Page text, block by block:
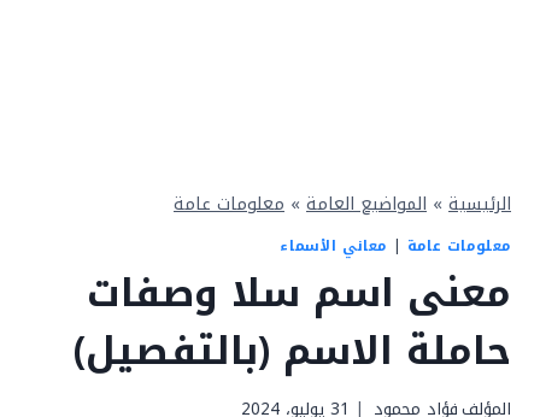
الرئيسية » المواضيع العامة » معلومات عامة
معلومات عامة | معاني الأسماء
معنى اسم سلا وصفات
حاملة الاسم (بالتفصيل)
المؤلففؤاد محمود 31 يوليو، 2024